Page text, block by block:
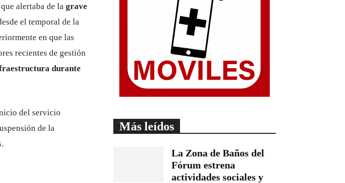
alertaba de la grave
el temporal de la
en que las
recientes de gestión
durante
del servicio
de la
Más leídos
La Zona de Baños del
Fórum estrena
actividades sociales y